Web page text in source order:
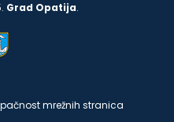
Grad Opatija.
mrežnih stranica